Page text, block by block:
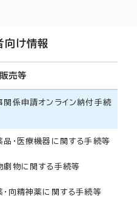
向け情報
売等
関係申請オンライン納付手続
品・医療機器に関する手続等
劇物に関する手続等
・向精神薬に関する手続等